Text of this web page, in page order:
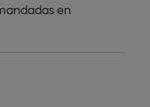
en